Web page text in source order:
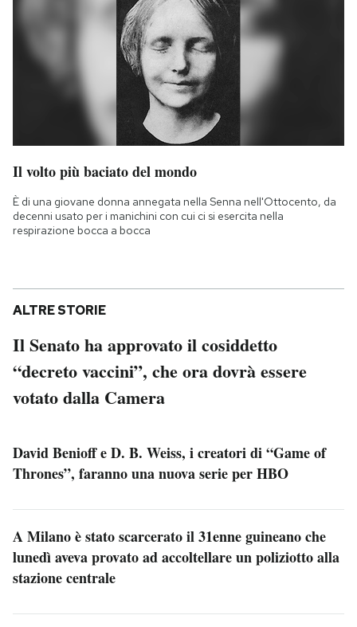
Il volto più baciato del mondo
È di una giovane donna annegata nella Senna nell'Ottocento, da
decenni usato per i manichini con cui ci si esercita nella
respirazione bocca a bocca
ALTRE STORIE
Il Senato ha approvato il cosiddetto
“decreto vaccini”, che ora dovrà essere
votato dalla Camera
David Benioff e D. B. Weiss, i creatori di “Game of
Thrones”, faranno una nuova serie per HBO
A Milano è stato scarcerato il 31enne guineano che
lunedì aveva provato ad accoltellare un poliziotto alla
stazione centrale